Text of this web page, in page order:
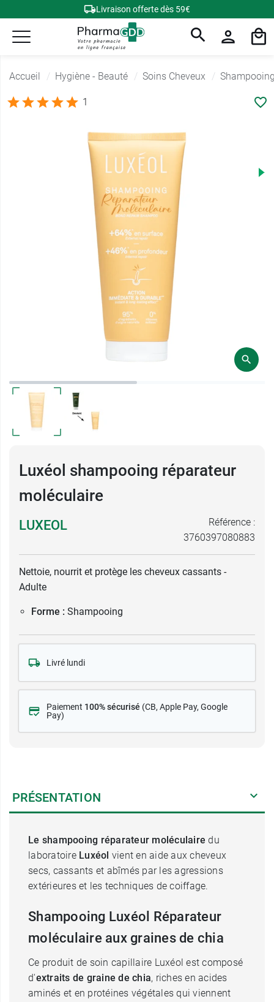
Livraison offerte dès 59€
Accueil Hygiène - Beauté Soins Cheveux
1
Luxéol shampooing réparateur
moléculaire
LUXEOL
Référence :
3760397080883
Nettoie, nourrit et protège les cheveux cassants -
Adulte
Forme : Shampooing
Livré lundi
Paiement 100% sécurisé (CB, Apple Pay, Google
Pay)
PRÉSENTATION
Le shampooing réparateur moléculairedu
laboratoireLuxéol vient en aide aux cheveux
secs, cassants et abîmés par les agressions
extérieures et les techniques de coiffage.
Shampooing Luxéol Réparateur
moléculaire aux graines de chia
Ce produit de soin capillaire Luxéol est composé
d'extraits de graine de chia, riches en acides
aminés et en protéines végétales qui viennent